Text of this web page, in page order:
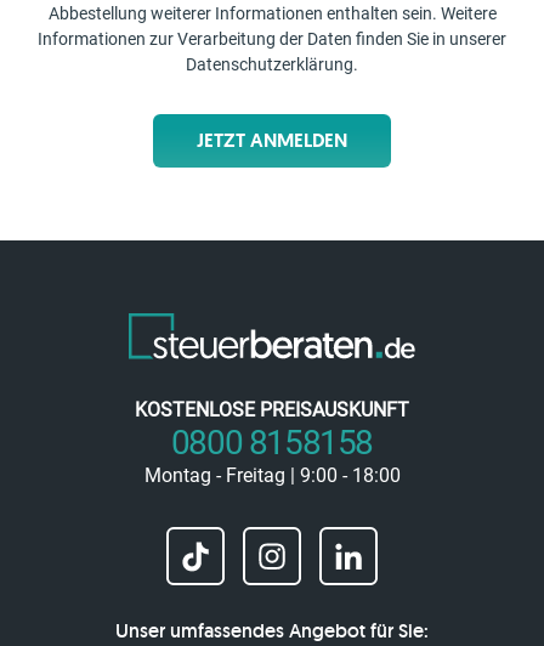
Abbestellung weiterer Informationen enthalten sein. Weitere
Informationen zur Verarbeitung der Daten finden Sie in unserer
Datenschutzerklärung.
JETZT ANMELDEN
KOSTENLOSE PREISAUSKUNFT
0800 8158158
Montag - Freitag | 9:00 - 18:00
Unser umfassendes Angebot für Sie: